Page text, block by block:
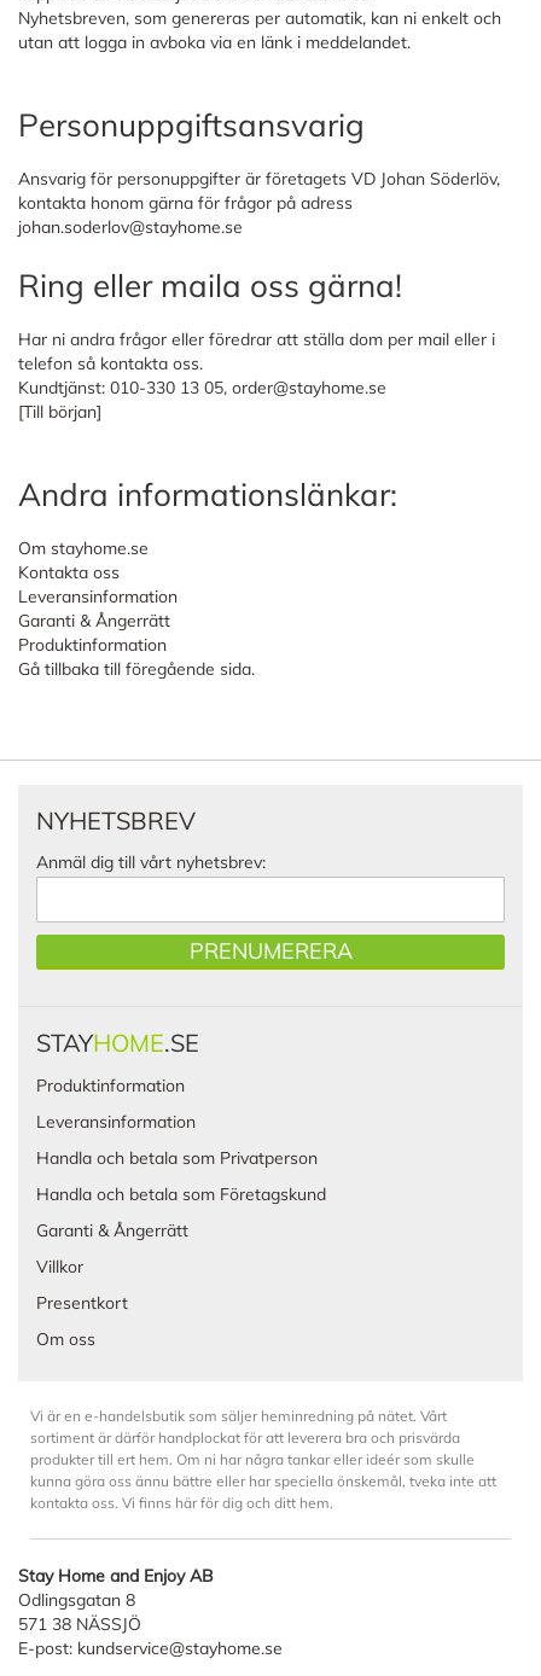
Nyhetsbreven, som genereras per automatik, kan ni enkelt och
utan att logga in avboka via en länk i meddelandet.
Personuppgiftsansvarig
Ansvarig för personuppgifter är företagets VD Johan Söderlöv,
kontakta honom gärna för frågor på adress
johan.soderlov@stayhome.se
Ring eller maila oss gärna!
Har ni andra frågor eller föredrar att ställa dom per mail eller i
telefon så kontakta oss.
Kundtjänst: 010-330 13 05, order@stayhome.se
[Till början]
Andra informationslänkar:
Om stayhome.se
Kontakta oss
Leveransinformation
Garanti & Ångerrätt
Produktinformation
Gå tillbaka till föregående sida.
NYHETSBREV
Anmäl dig till vårt nyhetsbrev:
PRENUMERERA
STAYHOME.SE
Produktinformation
Leveransinformation
Handla och betala som Privatperson
Handla och betala som Företagskund
Garanti & Ångerrätt
Villkor
Presentkort
Om oss
Vi är en e-handelsbutik som säljer heminredning på nätet. Vårt
sortiment är därför handplockat för att leverera bra och prisvärda
produkter till ert hem. Om ni har några tankar eller ideér som skulle
kunna göra oss ännu bättre eller har speciella önskemål, tveka inte att
kontakta oss. Vi finns här för dig och ditt hem.
Stay Home and Enjoy AB
Odlingsgatan 8
571 38 NÄSSJÖ
E-post: kundservice@stayhome.se